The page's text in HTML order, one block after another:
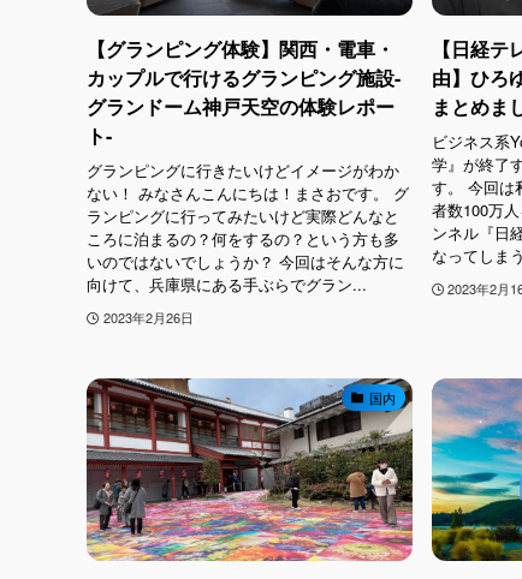
【グランピング体験】関西・電車・
カップルで行けるグランピング施設-
グランドーム神戸天空の体験レポー
ト-
グランピングに行きたいけどイメージがわか
ない！ みなさんこんにちは！まさおです。 グ
ランピングに行ってみたいけど実際どんなと
ころに泊まるの？何をするの？という方も多
いのではないでしょうか？ 今回はそんな方に
向けて、兵庫県にある手ぶらでグラン...
2023年2月26日
【日経
由】ひろ
まとめま
ビジネス系
学』が終了
す。 今回は
者数100万
ンネル『日
なってしま
2023年2月
国内